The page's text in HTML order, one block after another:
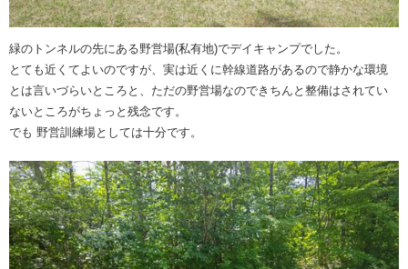
緑のトンネルの先にある野営場(私有地)でデイキャンプでした。
とても近くてよいのですが、実は近くに幹線道路があるので静かな環境
とは言いづらいところと、ただの野営場なのできちんと整備はされてい
ないところがちょっと残念です。
でも 野営訓練場としては十分です。